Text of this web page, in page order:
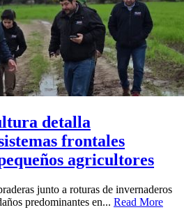
detalla
frontales
agricultores
junto a roturas de invernaderos
predominantes en... Read More